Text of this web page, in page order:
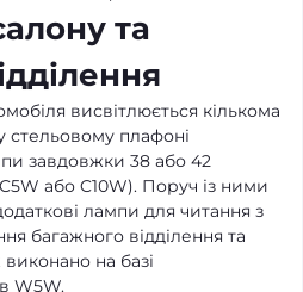
та
висвітлюється кількома
плафоні
завдовжки 38 або 42
або C10W). Поруч із ними
лампи для читання з
багажного відділення та
на базі
W5W.